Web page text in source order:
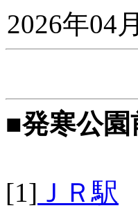
2026年04
■発寒公園
[1] ＪＲ駅